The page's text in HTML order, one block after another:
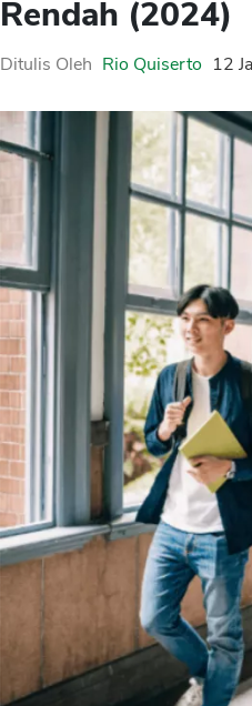
Rendah (2024)
Ditulis Oleh Rio Quiserto 12